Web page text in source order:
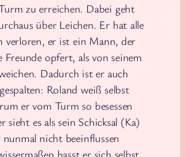
zu erreichen. Dabei geht
über Leichen. Er hat alle
verloren, er ist ein Mann, der
Freunde opfert, als von seinem
Dadurch ist er auch
Roland weiß selbst
er vom Turm so besessen
sieht es als sein Schicksal (Ka)
nunmal nicht beeinflussen
hasst er sich selbst,